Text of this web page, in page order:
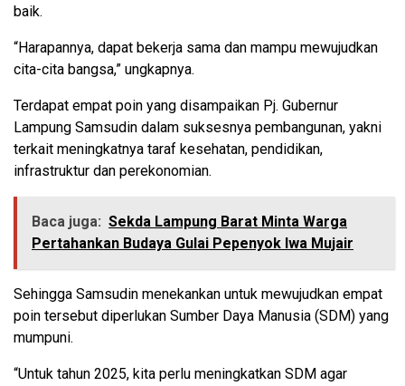
baik.
“Harapannya, dapat bekerja sama dan mampu mewujudkan
cita-cita bangsa,” ungkapnya.
Terdapat empat poin yang disampaikan Pj. Gubernur
Lampung Samsudin dalam suksesnya pembangunan, yakni
terkait meningkatnya taraf kesehatan, pendidikan,
infrastruktur dan perekonomian.
Baca juga: Sekda Lampung Barat Minta Warga
Pertahankan Budaya Gulai Pepenyok Iwa Mujair
Sehingga Samsudin menekankan untuk mewujudkan empat
poin tersebut diperlukan Sumber Daya Manusia (SDM) yang
mumpuni.
“Untuk tahun 2025, kita perlu meningkatkan SDM agar